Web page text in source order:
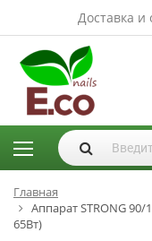
Доставка и
АКСЕССУАРЫ И
РАСХОДНЫЕ
МАТЕРИАЛЫ
Аксессуары
Запасные
лампы
Кисти
Одноразовая
продукция
Пилки
Главная
Аппарат STRONG
65Вт)